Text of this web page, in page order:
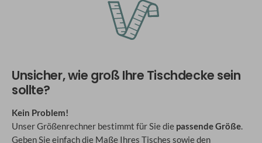
Unsicher, wie groß Ihre Tischdecke sein
sollte?
Kein Problem!
Unser Größenrechner bestimmt für Sie die passende Größe.
Geben Sie einfach die Maße Ihres Tisches sowie den